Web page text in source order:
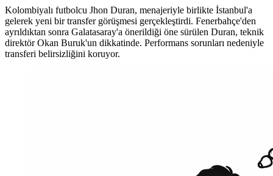
Kolombiyalı futbolcu Jhon Duran, menajeriyle birlikte İstanbul'a
gelerek yeni bir transfer görüşmesi gerçekleştirdi. Fenerbahçe'den
ayrıldıktan sonra Galatasaray'a önerildiği öne sürülen Duran, teknik
direktör Okan Buruk'un dikkatinde. Performans sorunları nedeniyle
transferi belirsizliğini koruyor.